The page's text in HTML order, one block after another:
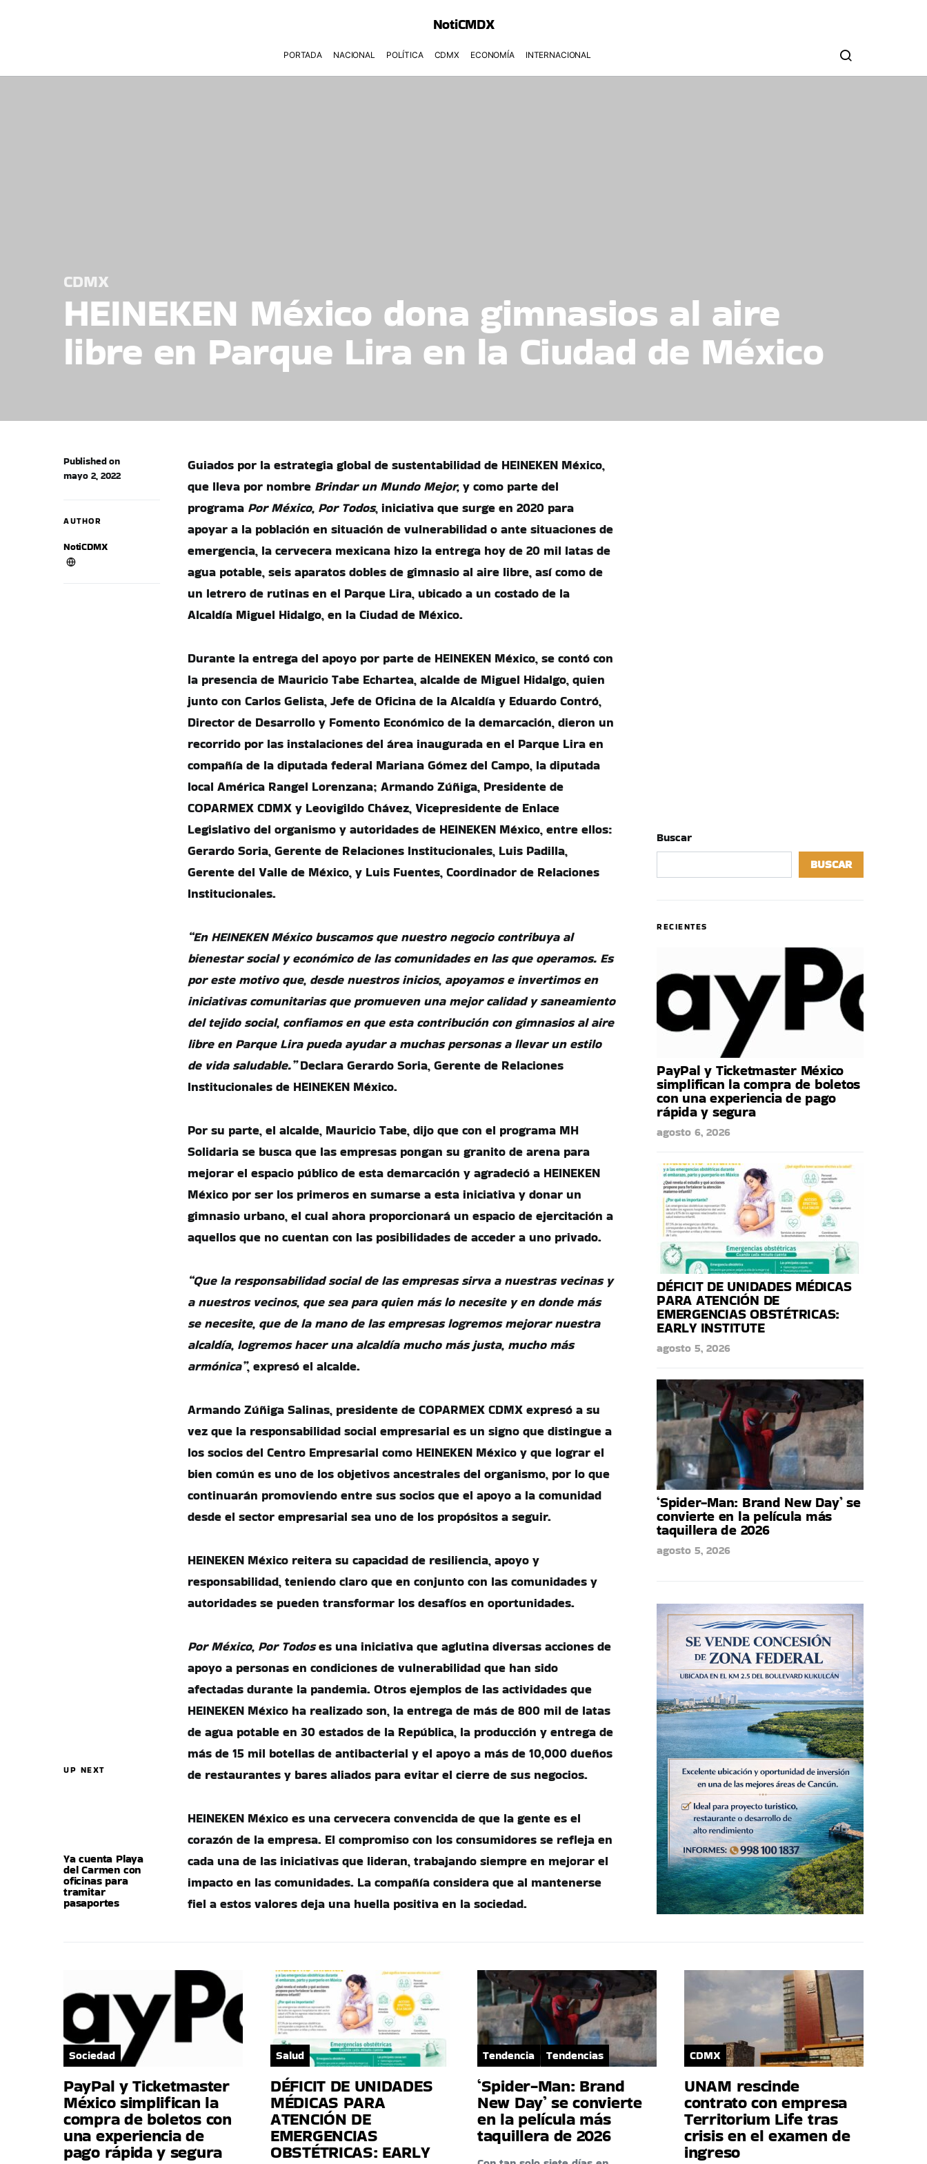
NotiCMDX
PORTADA NACIONAL POLÍTICA CDMX ECONOMÍA INTERNACIONAL
CDMX
HEINEKEN México dona gimnasios al aire
libre en Parque Lira en la Ciudad de México
UP NEXT
Ya cuenta Playa
del Carmen con
oficinas para
tramitar
pasaportes
Published on
mayo 2, 2022
AUTHOR
NotiCDMX
Guiados por la estrategia global de sustentabilidad de HEINEKEN México,
que lleva por nombre Brindar un Mundo Mejor, y como parte del
programa Por México, Por Todos, iniciativa que surge en 2020 para
apoyar a la población en situación de vulnerabilidad o ante situaciones de
emergencia, la cervecera mexicana hizo la entrega hoy de 20 mil latas de
agua potable, seis aparatos dobles de gimnasio al aire libre, así como de
un letrero de rutinas en el Parque Lira, ubicado a un costado de la
Alcaldía Miguel Hidalgo, en la Ciudad de México.
Durante la entrega del apoyo por parte de HEINEKEN México, se contó con
la presencia de Mauricio Tabe Echartea, alcalde de Miguel Hidalgo, quien
junto con Carlos Gelista, Jefe de Oficina de la Alcaldía y Eduardo Contró,
Director de Desarrollo y Fomento Económico de la demarcación, dieron un
recorrido por las instalaciones del área inaugurada en el Parque Lira en
compañía de la diputada federal Mariana Gómez del Campo, la diputada
local América Rangel Lorenzana; Armando Zúñiga, Presidente de
COPARMEX CDMX y Leovigildo Chávez, Vicepresidente de Enlace
Legislativo del organismo y autoridades de HEINEKEN México, entre ellos:
Gerardo Soria, Gerente de Relaciones Institucionales, Luis Padilla,
Gerente del Valle de México, y Luis Fuentes, Coordinador de Relaciones
Institucionales.
“En HEINEKEN México buscamos que nuestro negocio contribuya al
bienestar social y económico de las comunidades en las que operamos. Es
por este motivo que, desde nuestros inicios, apoyamos e invertimos en
iniciativas comunitarias que promueven una mejor calidad y saneamiento
del tejido social, confiamos en que esta contribución con gimnasios al aire
libre en Parque Lira pueda ayudar a muchas personas a llevar un estilo
de vida saludable.”Declara Gerardo Soria, Gerente de Relaciones
Institucionales de HEINEKEN México.
Por su parte, el alcalde, Mauricio Tabe, dijo que con el programa MH
Solidaria se busca que las empresas pongan su granito de arena para
mejorar el espacio público de esta demarcación y agradeció a HEINEKEN
México por ser los primeros en sumarse a esta iniciativa y donar un
gimnasio urbano, el cual ahora proporcionará un espacio de ejercitación a
aquellos que no cuentan con las posibilidades de acceder a uno privado.
“Que la responsabilidad social de las empresas sirva a nuestras vecinas y
a nuestros vecinos, que sea para quien más lo necesite y en donde más
se necesite, que de la mano de las empresas logremos mejorar nuestra
alcaldía, logremos hacer una alcaldía mucho más justa, mucho más
armónica”, expresó el alcalde.
Armando Zúñiga Salinas, presidente de COPARMEX CDMX expresó a su
vez que la responsabilidad social empresarial es un signo que distingue a
los socios del Centro Empresarial como HEINEKEN México y que lograr el
bien común es uno de los objetivos ancestrales del organismo, por lo que
continuarán promoviendo entre sus socios que el apoyo a la comunidad
desde el sector empresarial sea uno de los propósitos a seguir.
HEINEKEN México reitera su capacidad de resiliencia, apoyo y
responsabilidad, teniendo claro que en conjunto con las comunidades y
autoridades se pueden transformar los desafíos en oportunidades.
Por México, Por Todoses una iniciativa que aglutina diversas acciones de
apoyo a personas en condiciones de vulnerabilidad que han sido
afectadas durante la pandemia. Otros ejemplos de las actividades que
HEINEKEN México ha realizado son, la entrega de más de 800 mil de latas
de agua potable en 30 estados de la República, la producción y entrega de
más de 15 mil botellas de antibacterial y el apoyo a más de 10,000 dueños
de restaurantes y bares aliados para evitar el cierre de sus negocios.
HEINEKEN México es una cervecera convencida de que la gente es el
corazón de la empresa. El compromiso con los consumidores se refleja en
cada una de las iniciativas que lideran, trabajando siempre en mejorar el
impacto en las comunidades. La compañía considera que al mantenerse
fiel a estos valores deja una huella positiva en la sociedad.
Buscar
BUSCAR
RECIENTES
PayPal y Ticketmaster México
simplifican la compra de boletos
con una experiencia de pago
rápida y segura
agosto 6, 2026
DÉFICIT DE UNIDADES MÉDICAS
PARA ATENCIÓN DE
EMERGENCIAS OBSTÉTRICAS:
EARLY INSTITUTE
agosto 5, 2026
‘Spider-Man: Brand New Day’ se
convierte en la película más
taquillera de 2026
agosto 5, 2026
Sociedad
PayPal y Ticketmaster
México simplifican la
compra de boletos con
una experiencia de
pago rápida y segura
Salud
DÉFICIT DE UNIDADES
MÉDICAS PARA
ATENCIÓN DE
EMERGENCIAS
OBSTÉTRICAS: EARLY
Tendencia Tendencias
‘Spider-Man: Brand
New Day’ se convierte
en la película más
taquillera de 2026
CDMX
UNAM rescinde
contrato con empresa
Territorium Life tras
crisis en el examen de
ingreso